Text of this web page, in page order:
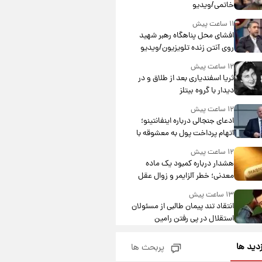
خاتمی/ویدیو
۱۱ ساعت پیش
افشای محل پناهگاه‌ رهبر شهید
روی آنتن زنده تلویزیون/ویدیو
۱۲ ساعت پیش
ثریا اسفندیاری بعد از طلاق و در
دیدار با گروه بیتلز
۱۲ ساعت پیش
ادعای جنجالی درباره اینفانتینو؛
اتهام پرداخت پول به معشوقه با
درآمد یوفا
۱۲ ساعت پیش
هشدار درباره کمبود یک ماده
معدنی؛ خطر آلزایمر و زوال عقل
افزایش می‌یابد؟
۱۳ ساعت پیش
انتقاد تند پیمان طالبی از مسئولان
استقلال در پی رفتن رامین
قیمت گوشت گوساله و گوسفند
ها پربحث ها